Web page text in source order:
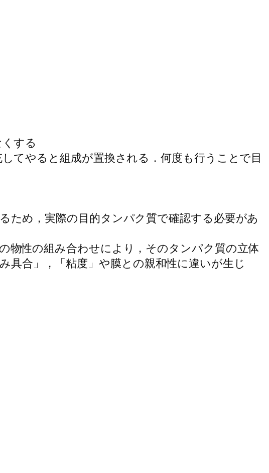
する
てやると組成が置換される．何度も行うことで目
ため，実際の目的タンパク質で確認する必要があ
物性の組み合わせにより，そのタンパク質の立体
具合」，「粘度」や膜との親和性に違いが生じ